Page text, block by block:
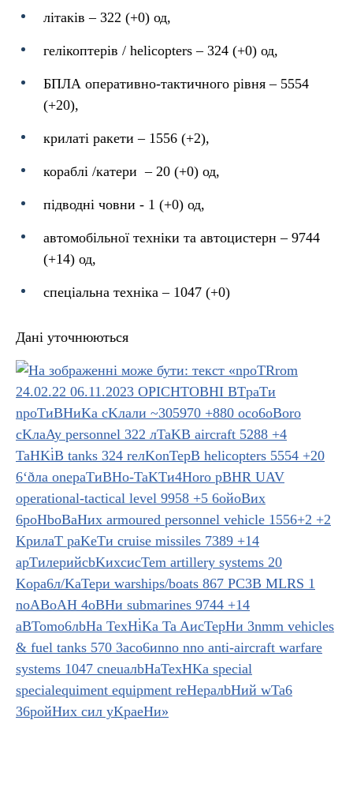
літаків – 322 (+0) од,
гелікоптерів / helicopters – 324 (+0) од,
БПЛА оперативно-тактичного рівня – 5554
(+20),
крилаті ракети ‒ 1556 (+2),
кораблі /катери ‒ 20 (+0) од,
підводні човни - 1 (+0) од,
автомобільної техніки та автоцистерн – 9744
(+14) од,
спеціальна техніка ‒ 1047 (+0)
Дані уточнюються